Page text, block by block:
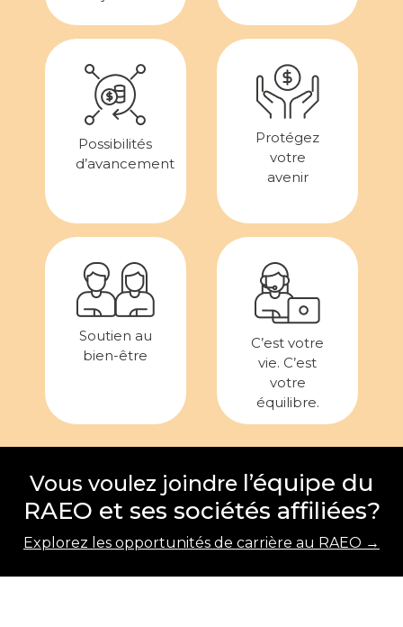
Possibilités
d’avancement
Protégez
votre
avenir
Soutien au
bien-être
C’est votre
vie. C’est
votre
équilibre.
Vous voulez joindre l’équipe du
RAEO et ses sociétés affiliées?
Explorez les opportunités de carrière au RAEO →